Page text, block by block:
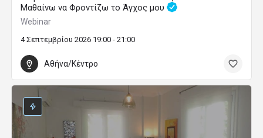
Μαθαίνω να Φροντίζω το Άγχος μου
Webinar
4 Σεπτεμβρίου 2026 19:00 - 21:00
Αθήνα/Κέντρο